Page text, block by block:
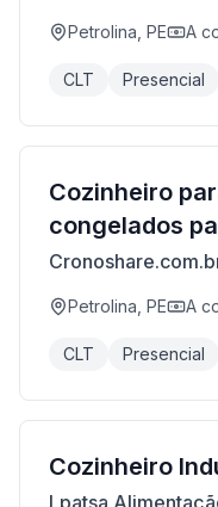
Petrolina, PE A
CLT Presencial
Cozinheiro
congelados
Petrolina, PE A
CLT Presencial
Cozinheiro
Lpatsa